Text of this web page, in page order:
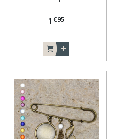
1 €95